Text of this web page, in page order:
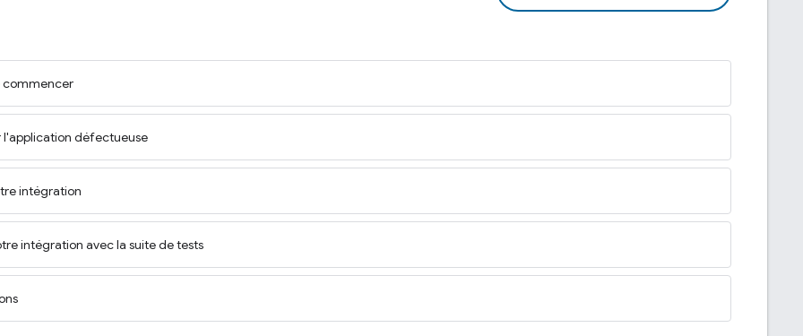
commencer
l'application défectueuse
intégration
intégration avec la suite de tests